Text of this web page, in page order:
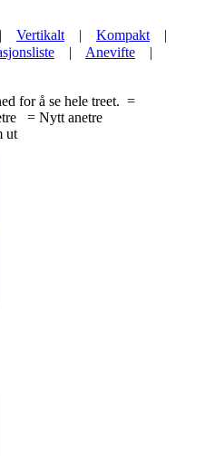
Vertikalt | Kompakt |
| Anevifte |
for å se hele treet. =
= Nytt anetre